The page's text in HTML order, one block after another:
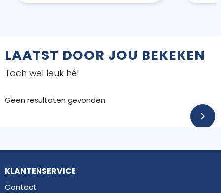
LAATST DOOR JOU BEKEKEN
Toch wel leuk hé!
Geen resultaten gevonden.
KLANTENSERVICE
Contact